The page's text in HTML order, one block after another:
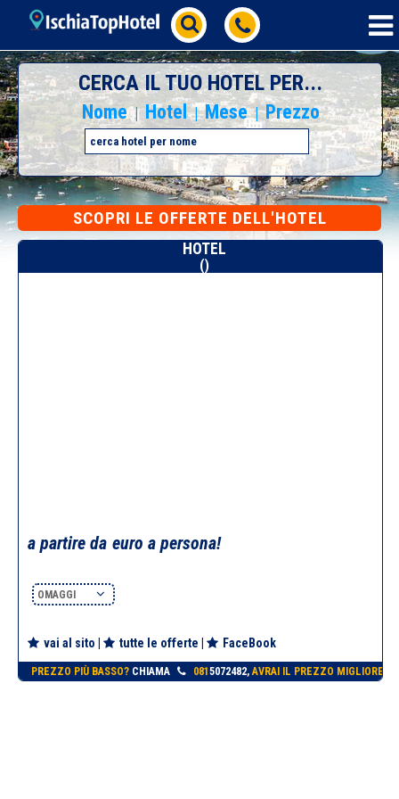
CERCA IL TUO HOTEL PER...
Nome | Hotel | Mese | Prezzo
SCOPRI LE OFFERTE DELL'HOTEL
HOTEL
()
a partire da euro a persona!
OMAGGI
vai al sito tutte le offerte FaceBook
PREZZO PIÙ BASSO?CHIAMA 081 5072482,AVRAI IL PREZZO MIGLIORE!